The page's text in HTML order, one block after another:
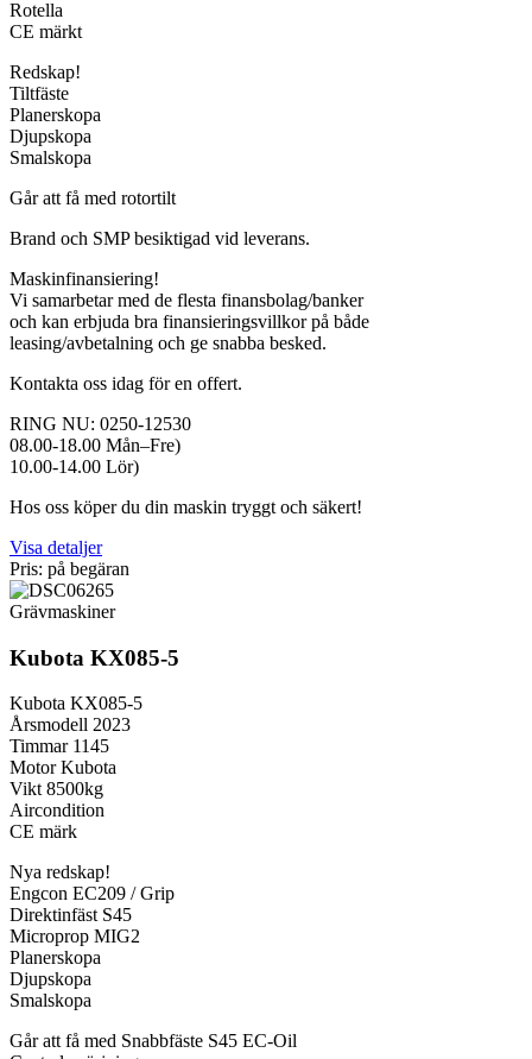
Rotella
CE märkt
Redskap!
Tiltfäste
Planerskopa
Djupskopa
Smalskopa
Går att få med rotortilt
Brand och SMP besiktigad vid leverans.
Maskinfinansiering!
Vi samarbetar med de flesta finansbolag/banker
och kan erbjuda bra finansieringsvillkor på både
leasing/avbetalning och ge snabba besked.
Kontakta oss idag för en offert.
RING NU: 0250-12530
08.00-18.00 Mån–Fre)
10.00-14.00 Lör)
Hos oss köper du din maskin tryggt och säkert!
Visa detaljer
Pris: på begäran
Grävmaskiner
Kubota KX085-5
Kubota KX085-5
Årsmodell 2023
Timmar 1145
Motor Kubota
Vikt 8500kg
Aircondition
CE märk
Nya redskap!
Engcon EC209 / Grip
Direktinfäst S45
Microprop MIG2
Planerskopa
Djupskopa
Smalskopa
Går att få med Snabbfäste S45 EC-Oil